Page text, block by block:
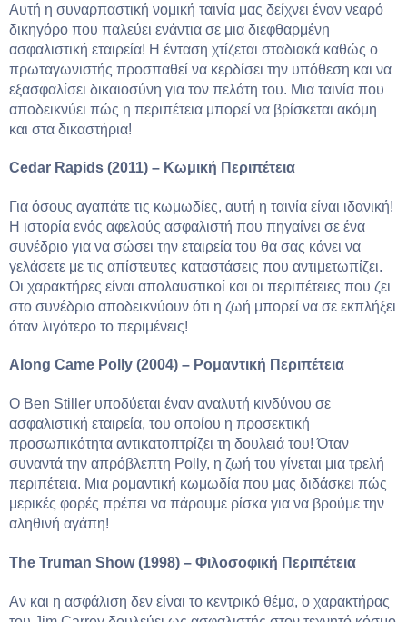
Αυτή η συναρπαστική νομική ταινία μας δείχνει έναν νεαρό
δικηγόρο που παλεύει ενάντια σε μια διεφθαρμένη
ασφαλιστική εταιρεία! Η ένταση χτίζεται σταδιακά καθώς ο
πρωταγωνιστής προσπαθεί να κερδίσει την υπόθεση και να
εξασφαλίσει δικαιοσύνη για τον πελάτη του. Μια ταινία που
αποδεικνύει πώς η περιπέτεια μπορεί να βρίσκεται ακόμη
και στα δικαστήρια!
Cedar Rapids (2011) – Κωμική Περιπέτεια
Για όσους αγαπάτε τις κωμωδίες, αυτή η ταινία είναι ιδανική!
Η ιστορία ενός αφελούς ασφαλιστή που πηγαίνει σε ένα
συνέδριο για να σώσει την εταιρεία του θα σας κάνει να
γελάσετε με τις απίστευτες καταστάσεις που αντιμετωπίζει.
Οι χαρακτήρες είναι απολαυστικοί και οι περιπέτειες που ζει
στο συνέδριο αποδεικνύουν ότι η ζωή μπορεί να σε εκπλήξει
όταν λιγότερο το περιμένεις!
Along Came Polly (2004) – Ρομαντική Περιπέτεια
Ο Ben Stiller υποδύεται έναν αναλυτή κινδύνου σε
ασφαλιστική εταιρεία, του οποίου η προσεκτική
προσωπικότητα αντικατοπτρίζει τη δουλειά του! Όταν
συναντά την απρόβλεπτη Polly, η ζωή του γίνεται μια τρελή
περιπέτεια. Μια ρομαντική κωμωδία που μας διδάσκει πώς
μερικές φορές πρέπει να πάρουμε ρίσκα για να βρούμε την
αληθινή αγάπη!
The Truman Show (1998) – Φιλοσοφική Περιπέτεια
Αν και η ασφάλιση δεν είναι το κεντρικό θέμα, ο χαρακτήρας